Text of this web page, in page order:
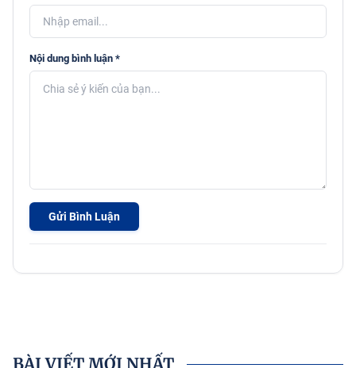
Nội dung bình luận *
Gửi Bình Luận
BÀI VIẾT MỚI NHẤT